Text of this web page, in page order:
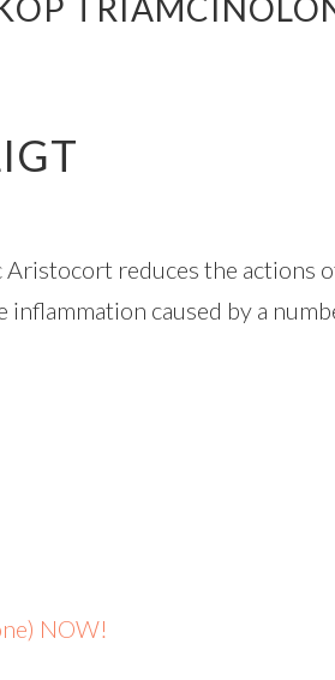
reduces the actions
caused by a
NOW!